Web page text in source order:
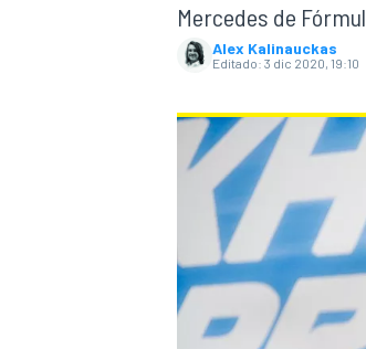
MOTOGP
Mercedes de
Alex Kalinauckas
Editado: 3 dic 2020, 19:10